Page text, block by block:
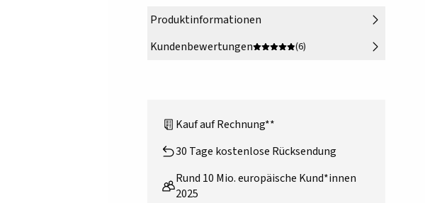
Produktinformationen
Kundenbewertungen
(6)
Kauf auf Rechnung**
30 Tage kostenlose Rücksendung
Rund 10 Mio. europäische Kund*innen
2025